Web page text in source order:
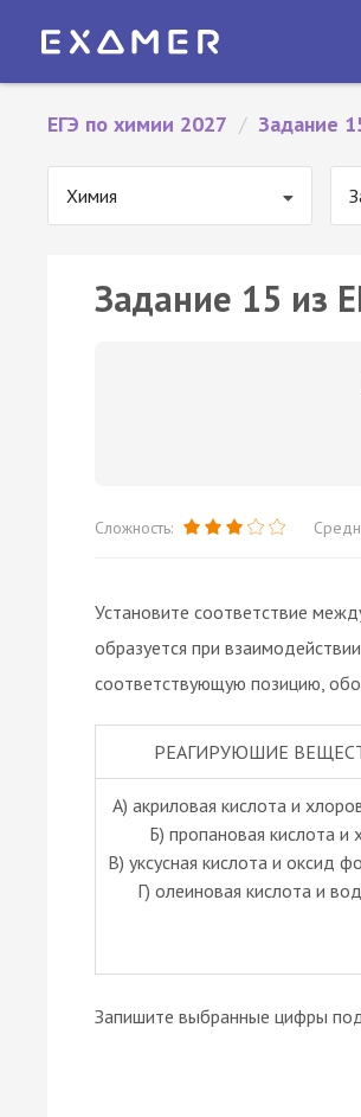
ЕГЭ по химии 2027 / Задание
Химия
Задание 15 из
Сложность:
Установите соответствие
образуется при
соответствующую позицию,
РЕАГИРУЮШИЕ
А) акриловая кислота и
Б) пропановая кислота и
В) уксусная кислота и оксид
Г) олеиновая кислота и
Запишите выбранные цифры